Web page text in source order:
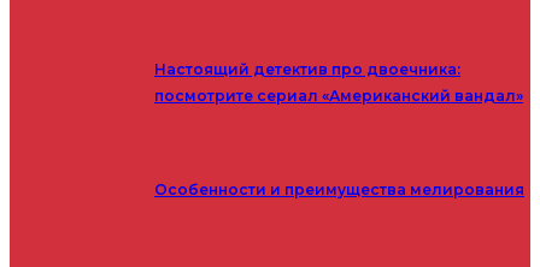
Настоящий детектив про двоечника:
посмотрите сериал «Американский вандал»
Особенности и преимущества мелирования